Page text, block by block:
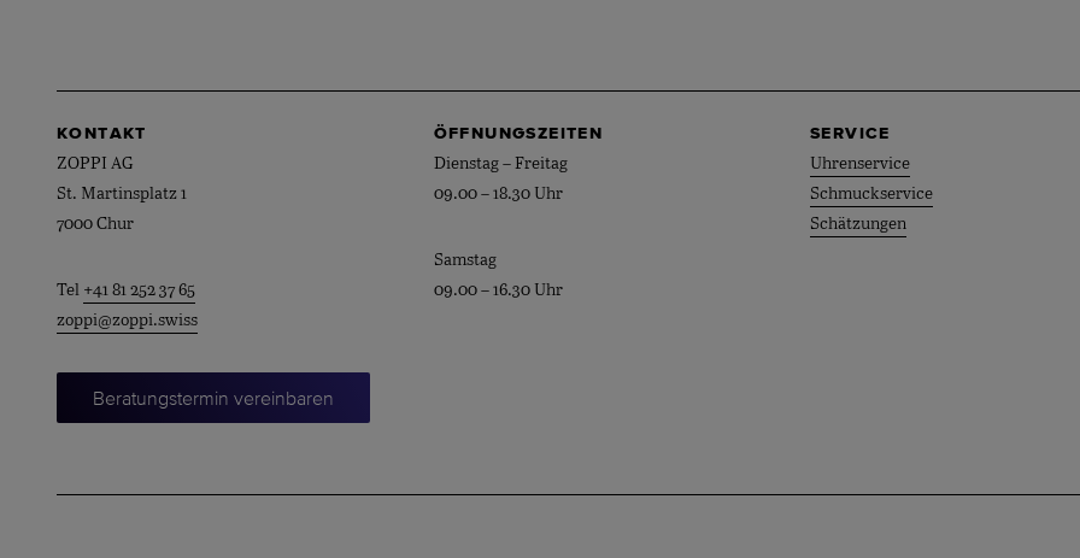
KONTAKT
ZOPPI AG
St. Martinsplatz 1
7000 Chur
Tel +41 81 252 37 65
zoppi@zoppi.swiss
Beratungstermin vereinbaren
ÖFFNUNGSZEITEN
Dienstag – Freitag
09.00 – 18.30 Uhr
Samstag
09.00 – 16.30 Uhr
SERVICE
Uhrenservice
Schmuckservice
Schätzungen